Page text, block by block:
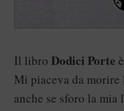
Il libro Dodici Porte
Mi piaceva da morire
anche se sforo la